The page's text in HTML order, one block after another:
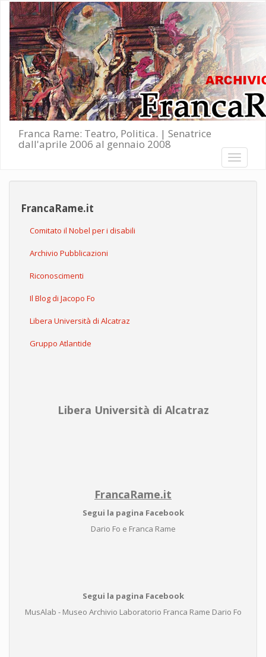
Salta al contenuto principale
Franca Rame: Teatro, Politica. | Senatrice
dall'aprile 2006 al gennaio 2008
Toggle
FrancaRame.it
Comitato il Nobel per i disabili
Archivio Pubblicazioni
Riconoscimenti
Il Blog di Jacopo Fo
Libera Università di Alcatraz
Gruppo Atlantide
Libera Università di Alcatraz
FrancaRame.it
Segui la pagina Facebook
Dario Fo e Franca Rame
Segui la pagina Facebook
MusAlab - Museo Archivio Laboratorio Franca Rame Dario Fo